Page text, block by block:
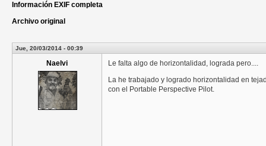
Información EXIF completa
Archivo original
Jue, 20/03/2014 - 00:39
Naelvi
Le falta algo de horizontalidad, lograda pero....
La he trabajado y logrado horizontalidad en
con el Portable Perspective Pilot.